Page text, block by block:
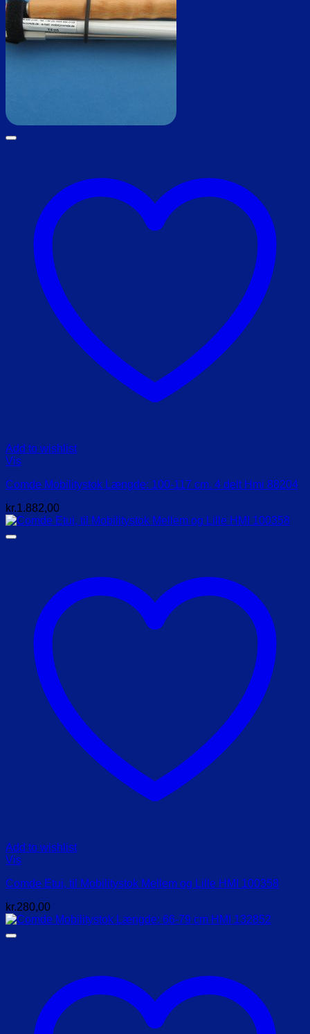
Add to wishlist
Vis
Comde Mobilitystok Længde: 100-117 cm. 4 delt Hmi 88204
kr.1.882,00
Add to wishlist
Vis
Comde Etui, til Mobilitystok Mellem og Lille HMI 100358
kr.280,00